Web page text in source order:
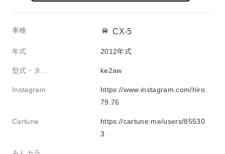
車種 CX-5
年式 2012年式
ke2aw
Instagram
https://www.instagram.com/hiro.
79.76
Cartune
https://cartune.me/users/85530
3